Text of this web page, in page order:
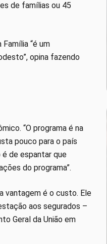
de famílias ou 45
“é um
opina fazendo
“O programa é na
pouco para o país
é de espantar que
do programa”.
vantagem é o custo. Ele
aos segurados –
Geral da União em